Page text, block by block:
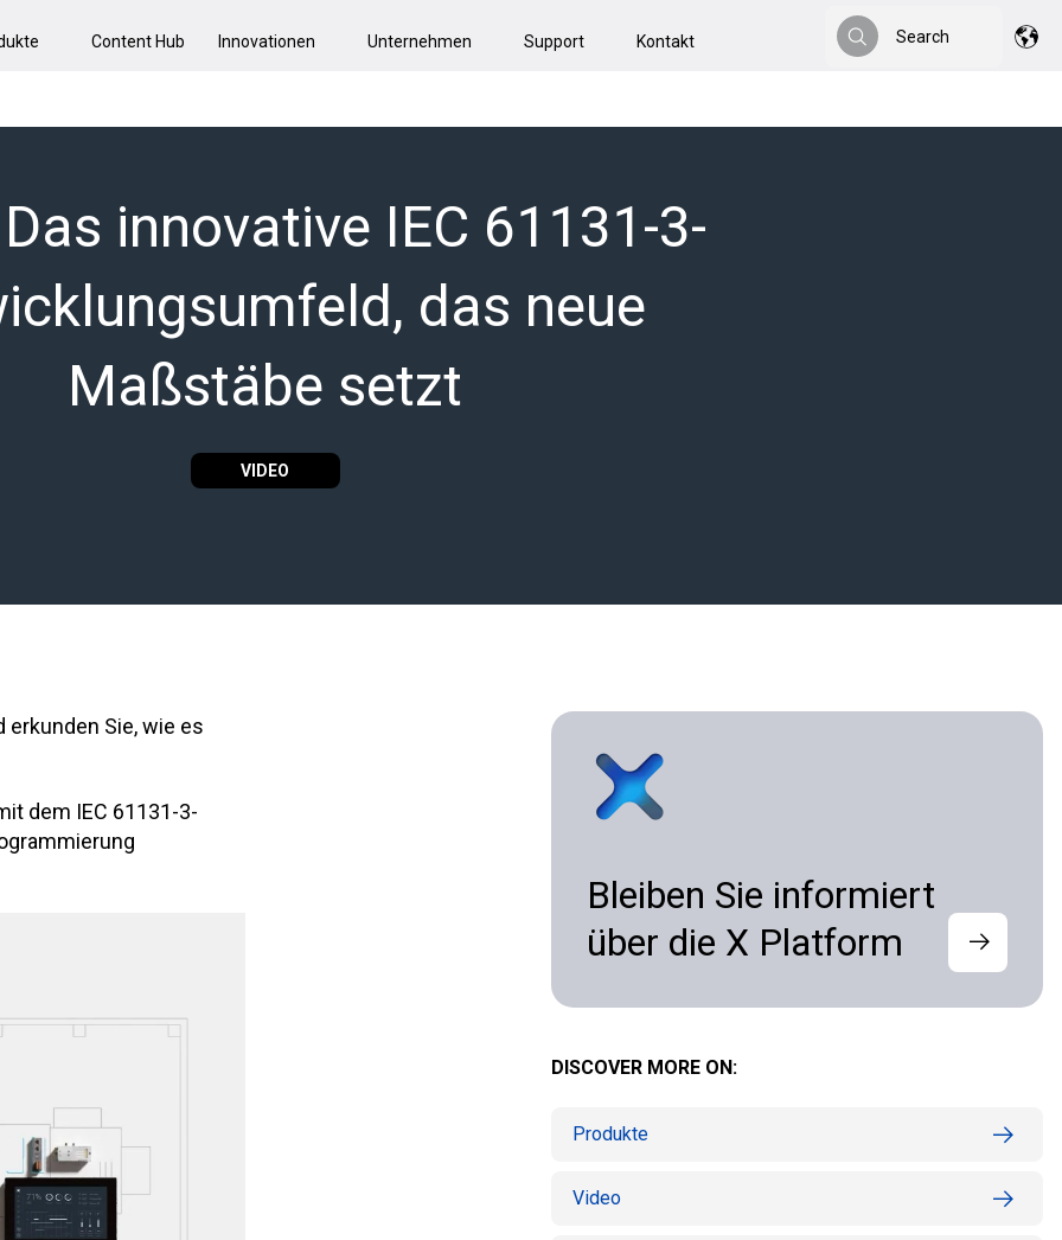
Content Hub Innovationen Unternehmen Support Kontakt
Search
Search
innovative IEC 61131-3-
das neue
Maßstäbe setzt
VIDEO
erkunden Sie, wie es
dem IEC 61131-3-
Bleiben Sie informiert
über die X Platform
DISCOVER MORE ON:
Produkte
Video